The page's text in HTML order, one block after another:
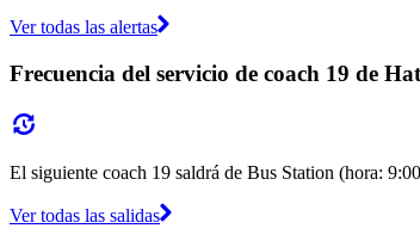
Ver todas las alertas
Frecuencia del servicio de coach 19 de
El siguiente coach 19 saldrá de Bus Station (hora:
Ver todas las salidas